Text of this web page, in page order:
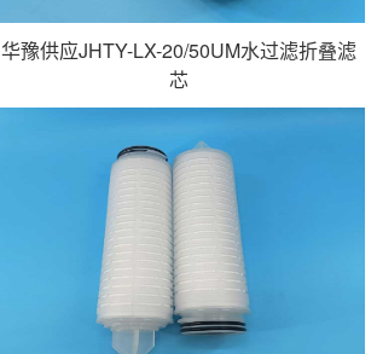
华豫供应JHTY-LX-20/50UM水过滤折叠滤
芯